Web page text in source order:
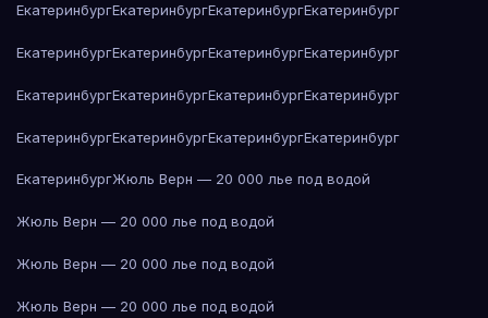
ЕкатеринбургЕкатеринбургЕкатеринбургЕкатеринбург
ЕкатеринбургЕкатеринбургЕкатеринбургЕкатеринбург
ЕкатеринбургЕкатеринбургЕкатеринбургЕкатеринбург
ЕкатеринбургЕкатеринбургЕкатеринбургЕкатеринбург
ЕкатеринбургЖюль Верн — 20 000 лье под водой
Жюль Верн — 20 000 лье под водой
Жюль Верн — 20 000 лье под водой
Жюль Верн — 20 000 лье под водой